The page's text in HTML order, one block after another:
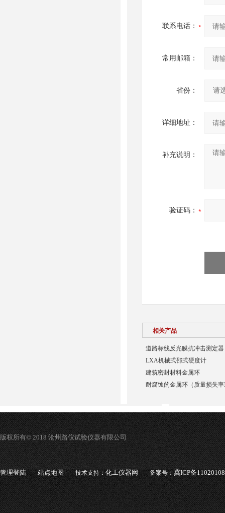
联系电话：
常用邮箱：
省份：
详细地址：
补充说明：
验证码：
相关产品
道路标线反光膜抗冲击测定器
LXA机械式邵式硬度计
建筑密封材料金属环
耐腐蚀的金属环（质量损失
版权所有© 2018 沧州路仪试验仪器有限公司
管理登陆 站点地图 技术支持：化工仪器网 备案号：冀ICP备